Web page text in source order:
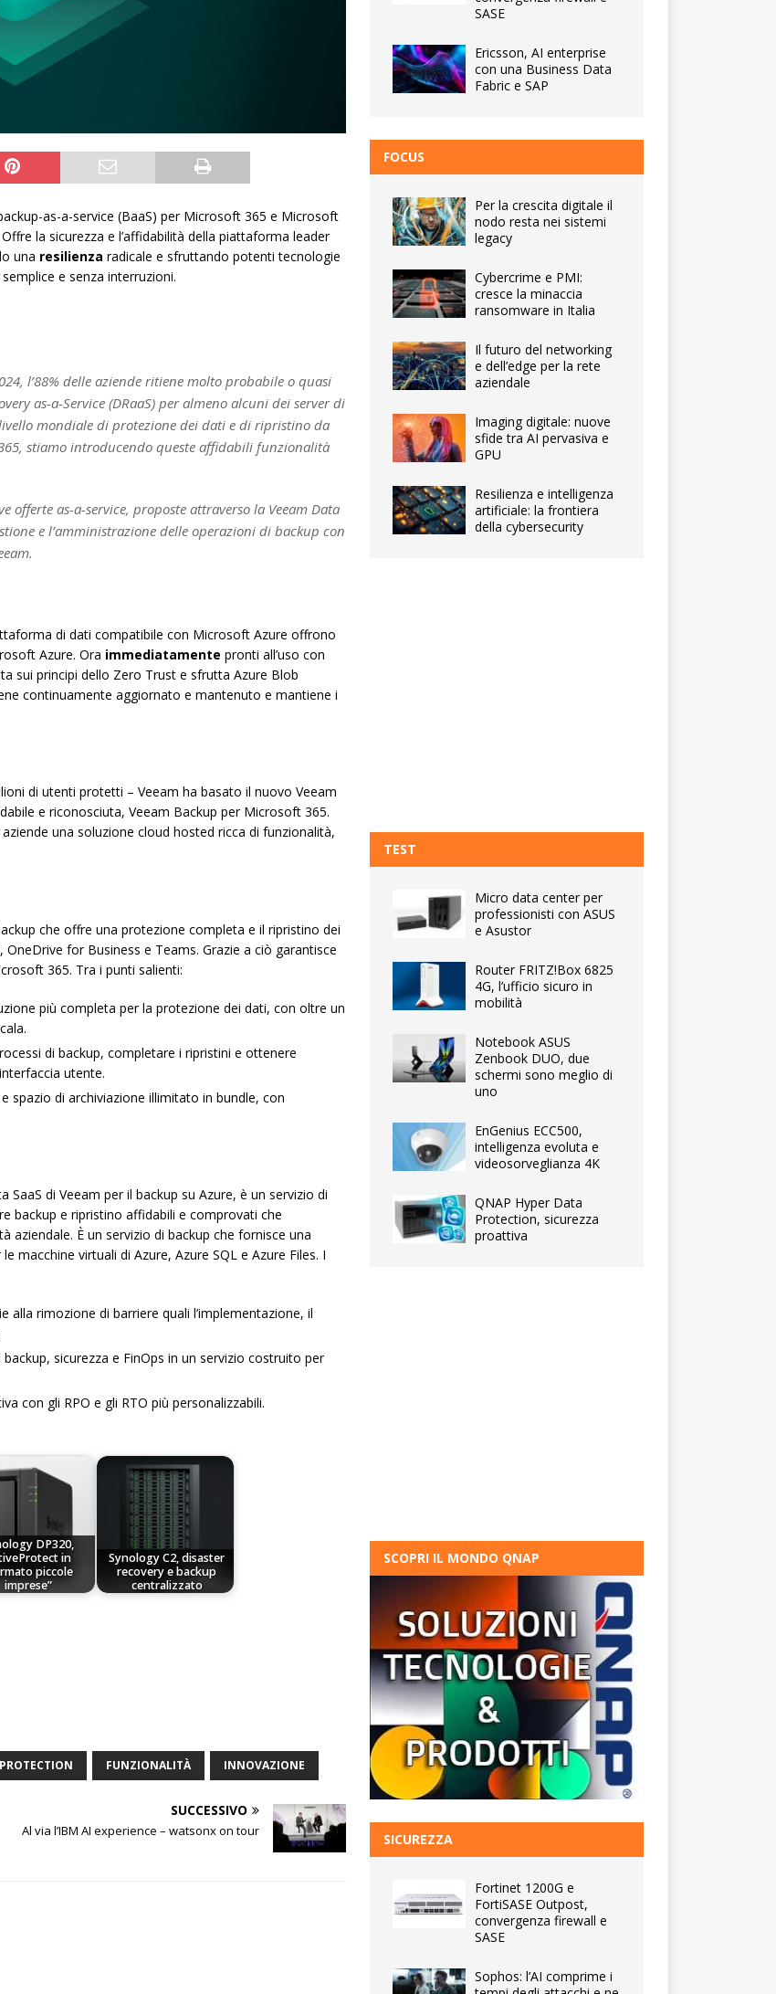
as-a-service (BaaS) per Microsoft 365 e Microsoft
la sicurezza e l’affidabilità della piattaforma leader
una resilienza radicale e sfruttando potenti tecnologie
e senza interruzioni.
l’88% delle aziende ritiene molto probabile o quasi
as-a-Service (DRaaS) per almeno alcuni dei server di
mondiale di protezione dei dati e di ripristino da
stiamo introducendo queste affidabili funzionalità
offerte as-a-service, proposte attraverso la Veeam Data
e l’amministrazione delle operazioni di backup con
di dati compatibile con Microsoft Azure offrono
Azure. Ora immediatamente pronti all’uso con
sui principi dello Zero Trust e sfrutta Azure Blob
continuamente aggiornato e mantenuto e mantiene i
di utenti protetti – Veeam ha basato il nuovo Veeam
e riconosciuta, Veeam Backup per Microsoft 365.
una soluzione cloud hosted ricca di funzionalità,
che offre una protezione completa e il ripristino dei
for Business e Teams. Grazie a ciò garantisce
365. Tra i punti salienti:
più completa per la protezione dei dati, con oltre un
di backup, completare i ripristini e ottenere
utente.
spazio di archiviazione illimitato in bundle, con
di Veeam per il backup su Azure, è un servizio di
backup e ripristino affidabili e comprovati che
aziendale. È un servizio di backup che fornisce una
macchine virtuali di Azure, Azure SQL e Azure Files. I
alla rimozione di barriere quali l’implementazione, il
sicurezza e FinOps in un servizio costruito per
con gli RPO e gli RTO più personalizzabili.
DP320,
in
piccole
imprese”
Synology C2, disaster
recovery e backup
centralizzato
FUNZIONALITÀ INNOVAZIONE
SUCCESSIVO
Al via l’IBM AI experience – watsonx on tour
SASE
Ericsson, AI enterprise
con una Business Data
Fabric e SAP
FOCUS
Per la crescita digitale il
nodo resta nei sistemi
legacy
Cybercrime e PMI:
cresce la minaccia
ransomware in Italia
Il futuro del networking
e dell’edge per la rete
aziendale
Imaging digitale: nuove
sfide tra AI pervasiva e
GPU
Resilienza e intelligenza
artificiale: la frontiera
della cybersecurity
TEST
Micro data center per
professionisti con ASUS
e Asustor
Router FRITZ!Box 6825
4G, l’ufficio sicuro in
mobilità
Notebook ASUS
Zenbook DUO, due
schermi sono meglio di
uno
EnGenius ECC500,
intelligenza evoluta e
videosorveglianza 4K
QNAP Hyper Data
Protection, sicurezza
proattiva
SCOPRI IL MONDO QNAP
SICUREZZA
Fortinet 1200G e
FortiSASE Outpost,
convergenza firewall e
SASE
Sophos: l’AI comprime i